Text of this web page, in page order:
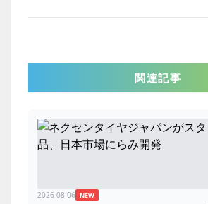
関連記事
2026-08-06 NEW